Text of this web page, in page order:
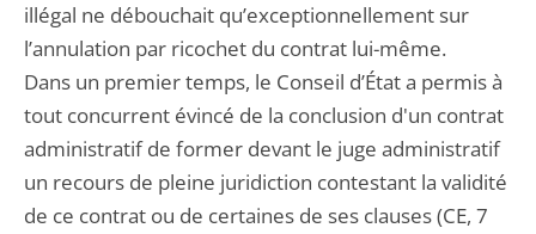
illégal ne débouchait qu’exceptionnellement sur
l’annulation par ricochet du contrat lui-même.
Dans un premier temps, le Conseil d’État a permis à
tout concurrent évincé de la conclusion d'un contrat
administratif de former devant le juge administratif
un recours de pleine juridiction contestant la validité
de ce contrat ou de certaines de ses clauses (CE, 7